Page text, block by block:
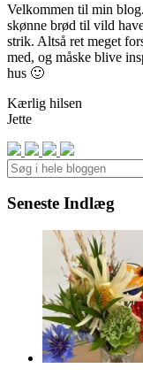
Velkommen til min
skønne brød til vild
strik. Altså ret meget
med, og måske blive
hus 🙂
Kærlig hilsen
Jette
Seneste Indlæg